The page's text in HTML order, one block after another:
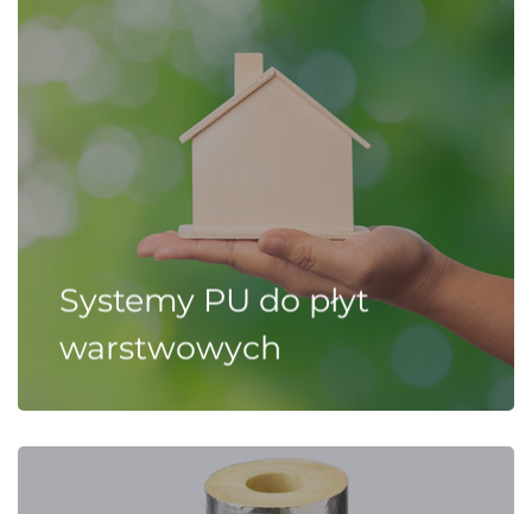
Systemy PU do płyt
warstwowych